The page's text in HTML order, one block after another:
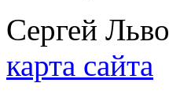
Сергей
карта сайта